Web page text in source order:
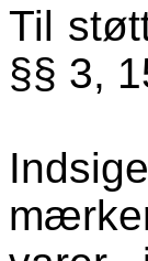
Til
§§ 3,